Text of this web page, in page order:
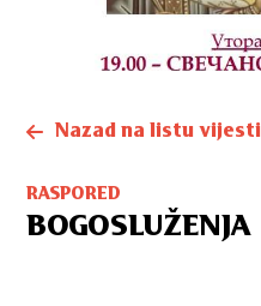
Nazad na listu vijesti
RASPORED
BOGOSLUŽENJA